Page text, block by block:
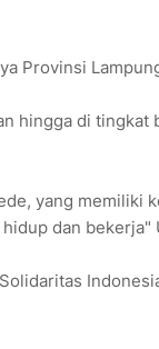
Provinsi
hingga di tingkat
yang memiliki
dan bekerja"